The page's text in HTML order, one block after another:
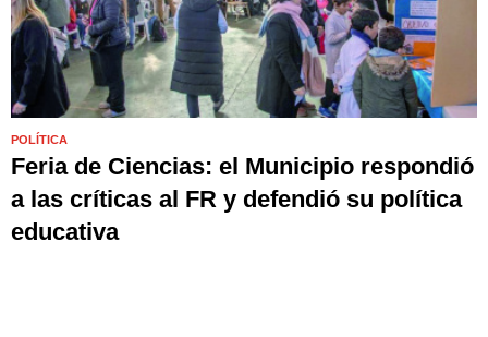
POLÍTICA
Feria de Ciencias: el Municipio respondió
a las críticas al FR y defendió su política
educativa